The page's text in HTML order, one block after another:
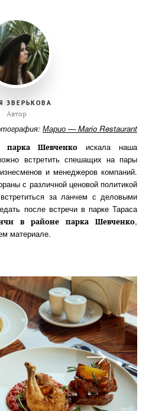
ЗВЕРЬКОВА
Автор
Марио — Mario Restaurant
парка Шевченко искала наша
встретить спешащих на пары
и менеджеров компаний.
с различной ценовой политикой
за ланчем с деловыми
после встречи в парке Тараса
в районе парка Шевченко,
материале.